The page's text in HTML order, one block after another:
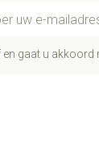
gaat u akkoord